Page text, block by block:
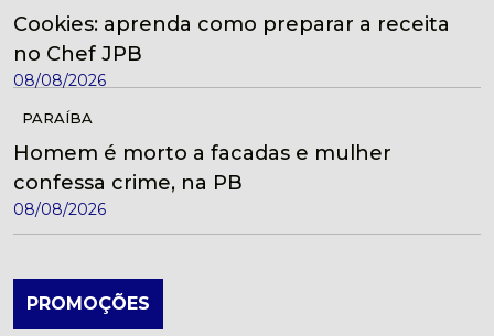
Cookies: aprenda como preparar a receita
no Chef JPB
08/08/2026
PARAÍBA
Homem é morto a facadas e mulher
confessa crime, na PB
08/08/2026
PROMOÇÕES